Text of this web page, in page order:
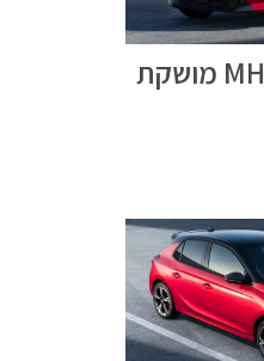
אופל קורסה MHEV מושקת